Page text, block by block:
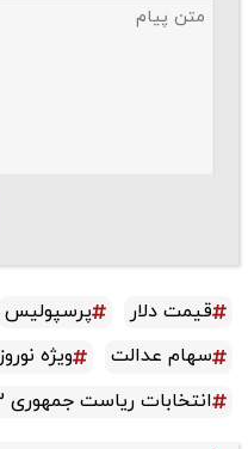
قیمت دلار پرسپولیس
سهام عدالت
ویژه نوروز 1403
انتخابات ریاست جمهوری 1403